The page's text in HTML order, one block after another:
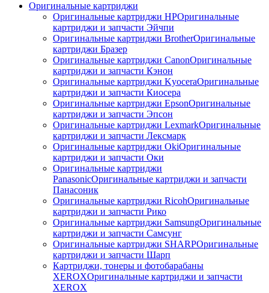
Оригинальные картриджи
Оригинальные картриджи HPОригинальные
картриджи и запчасти Эйчпи
Оригинальные картриджи BrotherОригинальные
картриджи Бразер
Оригинальные картриджи CanonОригинальные
картриджи и запчасти Кэнон
Оригинальные картриджи KyoceraОригинальные
картриджи и запчасти Киосера
Оригинальные картриджи EpsonОригинальные
картриджи и запчасти Эпсон
Оригинальные картриджи LexmarkОригинальные
картриджи и запчасти Лексмарк
Оригинальные картриджи ОkiОригинальные
картриджи и запчасти Оки
Оригинальные картриджи
PanasonicОригинальные картриджи и запчасти
Панасоник
Оригинальные картриджи RicohОригинальные
картриджи и запчасти Рико
Оригинальные картриджи SamsungОригинальные
картриджи и запчасти Самсунг
Оригинальные картриджи SHARPОригинальные
картриджи и запчасти Шарп
Картриджи, тонеры и фотобарабаны
XEROXОригинальные картриджи и запчасти
XEROX